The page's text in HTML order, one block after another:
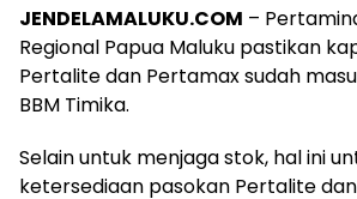
JENDELAMALUKU.COM –
Regional Papua Maluku pastikan
Pertalite dan Pertamax sudah
BBM Timika.
Selain untuk menjaga stok, hal ini
ketersediaan pasokan Pertalite